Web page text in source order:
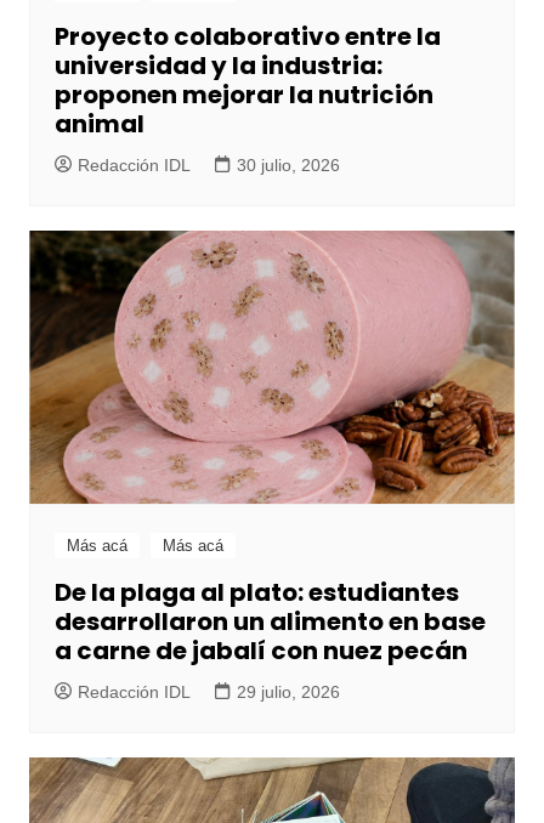
Proyecto colaborativo entre la
universidad y la industria:
proponen mejorar la nutrición
animal
Redacción IDL 30 julio, 2026
Más acá Más acá
De la plaga al plato: estudiantes
desarrollaron un alimento en base
a carne de jabalí con nuez pecán
Redacción IDL 29 julio, 2026